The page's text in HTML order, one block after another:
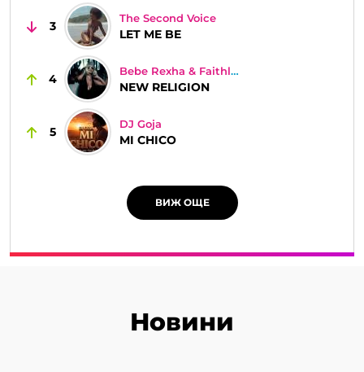
3
The Second Voice
LET ME BE
4
Bebe Rexha & Faithless
NEW RELIGION
5
DJ Goja
MI CHICO
ВИЖ ОЩЕ
Новини